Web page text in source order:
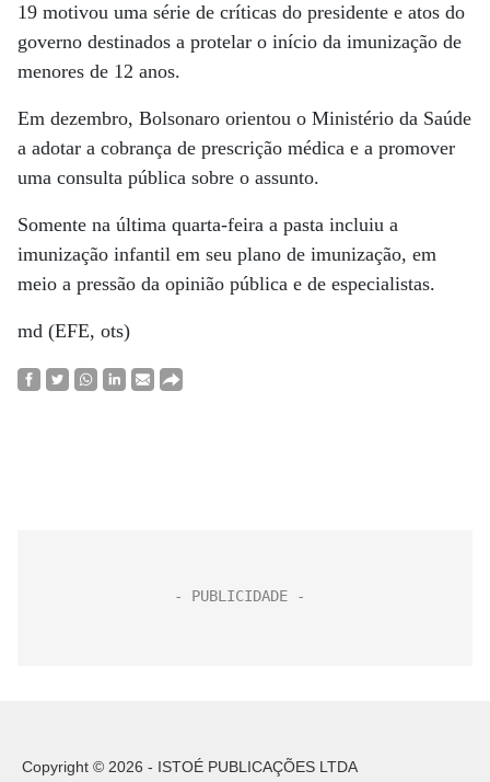
19 motivou uma série de críticas do presidente e atos do
governo destinados a protelar o início da imunização de
menores de 12 anos.
Em dezembro, Bolsonaro orientou o Ministério da Saúde
a adotar a cobrança de prescrição médica e a promover
uma consulta pública sobre o assunto.
Somente na última quarta-feira a pasta incluiu a
imunização infantil em seu plano de imunização, em
meio a pressão da opinião pública e de especialistas.
md (EFE, ots)
Copyright © 2026 - ISTOÉ PUBLICAÇÕES LTDA